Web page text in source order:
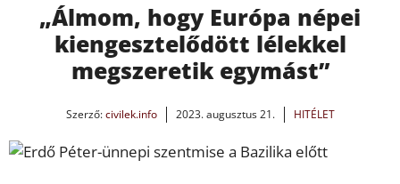
„Álmom, hogy Európa népei
kiengesztelődött lélekkel
megszeretik egymást”
Szerző:civilek.info 2023. augusztus 21. HITÉLET